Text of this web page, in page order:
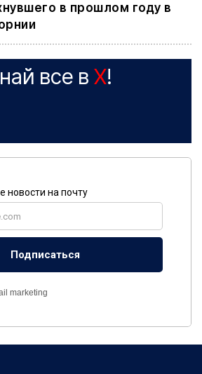
в прошлом году в
все в X!